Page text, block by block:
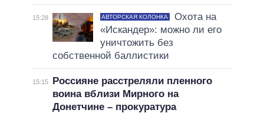
15:28 АВТОРСКАЯ КОЛОНКА
Охота на
«Искандер»: можно ли его
уничтожить без
собственной баллистики
15:15
Россияне расстреляли пленного
воина вблизи Мирного на
Донетчине – прокуратура